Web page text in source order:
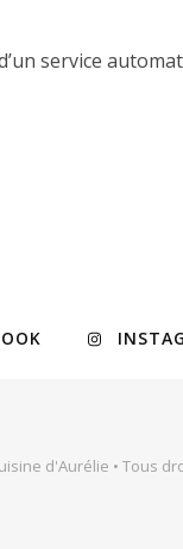
service
d'Aurélie • Tous